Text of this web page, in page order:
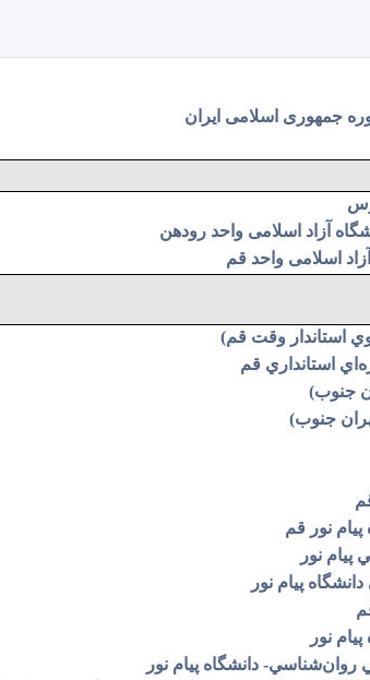
جمهوری اسلامی ایران
آزاد اسلامی واحد رودهن
اسلامی واحد قم
استاندار وقت قم)
استانداري قم
جنوب)
جنوب)
نور قم
نور
پیام نور
نور
دانشگاه پیام نور